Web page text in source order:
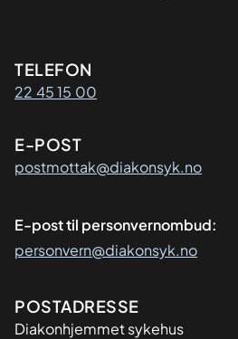
Kontaktinformasjon
TELEFON
22 45 15 00
E-POST
postmottak@diakonsyk.no
E-post til personvernombud:
personvern@diakonsyk.no
Adresse
POSTADRESSE
Diakonhjemmet sykehus